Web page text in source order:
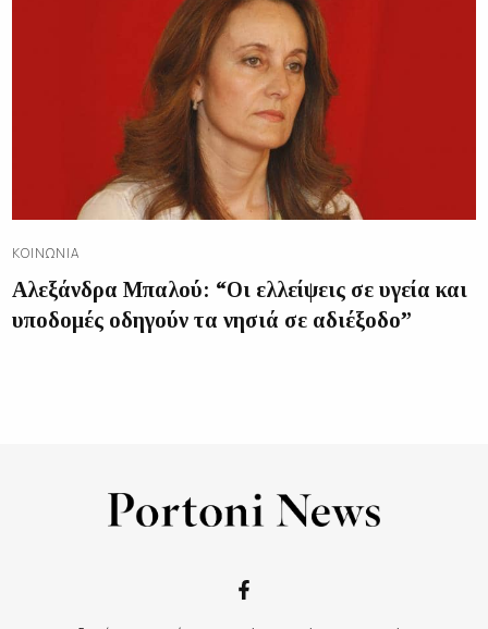
ΚΟΙΝΩΝΊΑ
Αλεξάνδρα Μπαλού: “Οι ελλείψεις σε υγεία και
υποδομές οδηγούν τα νησιά σε αδιέξοδο”